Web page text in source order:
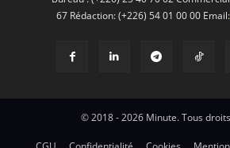
67 Rédaction: (+226) 54 01 00 00 Email:
© 2018 - 2026 Minute. Tous